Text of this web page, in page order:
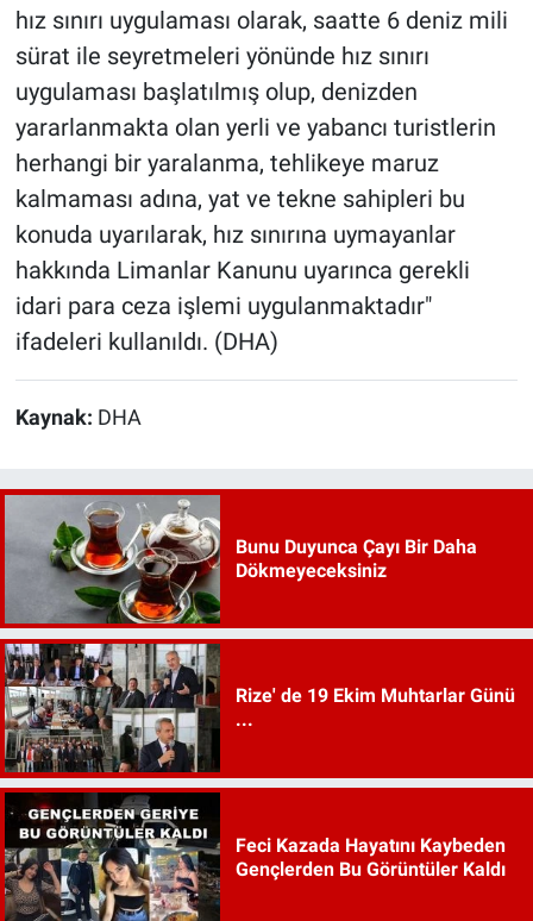
hız sınırı uygulaması olarak, saatte 6 deniz mili
sürat ile seyretmeleri yönünde hız sınırı
uygulaması başlatılmış olup, denizden
yararlanmakta olan yerli ve yabancı turistlerin
herhangi bir yaralanma, tehlikeye maruz
kalmaması adına, yat ve tekne sahipleri bu
konuda uyarılarak, hız sınırına uymayanlar
hakkında Limanlar Kanunu uyarınca gerekli
idari para ceza işlemi uygulanmaktadır"
ifadeleri kullanıldı. (DHA)
Kaynak: DHA
Bunu Duyunca Çayı Bir Daha
Dökmeyeceksiniz
Rize' de 19 Ekim Muhtarlar Günü
...
Feci Kazada Hayatını Kaybeden
Gençlerden Bu Görüntüler Kaldı